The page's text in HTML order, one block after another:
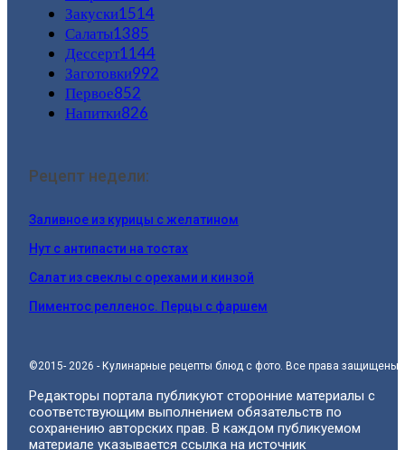
Закуски1514
Салаты1385
Дессерт1144
Заготовки992
Первое852
Напитки826
Рецепт недели:
Заливное из курицы с желатином
Нут с антипасти на тостах
Салат из свеклы с орехами и кинзой
Пиментос релленос. Перцы с фаршем
©2015- 2026 - Кулинарные рецепты блюд с фото. Все права защищены.
Редакторы портала публикуют сторонние материалы с
соответствующим выполнением обязательств по
сохранению авторских прав. В каждом публикуемом
материале указывается ссылка на источник